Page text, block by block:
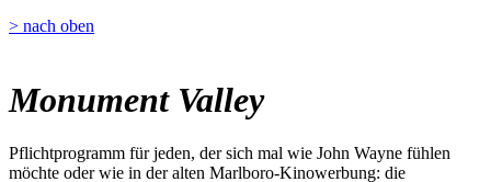
> nach oben
Monument Valley
Pflichtprogramm für jeden, der sich mal wie John Wayne fühlen
möchte oder wie in der alten Marlboro-Kinowerbung: die